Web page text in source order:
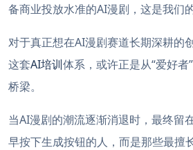
备商业投放水准的AI漫剧，这是我们
对于真正想在AI漫剧赛道长期深耕的
这套AI培训体系，或许正是从“爱好者
桥梁。
当AI漫剧的潮流逐渐消退时，最终留
早按下生成按钮的人，而是那些最擅